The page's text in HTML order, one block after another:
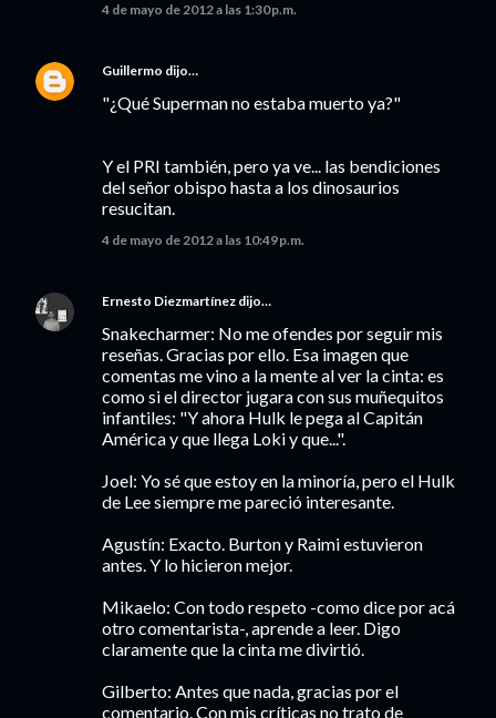
4 de mayo de 2012 a las 1:30 p.m.
Guillermo dijo…
"¿Qué Superman no estaba muerto ya?"
Y el PRI también, pero ya ve... las bendiciones
del señor obispo hasta a los dinosaurios
resucitan.
4 de mayo de 2012 a las 10:49 p.m.
Ernesto Diezmartínez dijo…
Snakecharmer: No me ofendes por seguir mis
reseñas. Gracias por ello. Esa imagen que
comentas me vino a la mente al ver la cinta: es
como si el director jugara con sus muñequitos
infantiles: "Y ahora Hulk le pega al Capitán
América y que llega Loki y que...".
Joel: Yo sé que estoy en la minoría, pero el Hulk
de Lee siempre me pareció interesante.
Agustín: Exacto. Burton y Raimi estuvieron
antes. Y lo hicieron mejor.
Mikaelo: Con todo respeto -como dice por acá
otro comentarista-, aprende a leer. Digo
claramente que la cinta me divirtió.
Gilberto: Antes que nada, gracias por el
comentario. Con mis críticas no trato de